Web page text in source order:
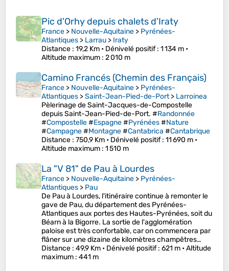
Pic d'Orhy depuis chalets d'Iraty
France > Nouvelle-Aquitaine > Pyrénées-
Atlantiques > Larrau > Iraty
Distance : 19,2 Km • Dénivelé positif: 1 134 m •
Altitude maximum : 2 010 m
Camino Francés (Chemin des Français)
France > Nouvelle-Aquitaine > Pyrénées-
Atlantiques >Saint-Jean-Pied-de-Port> Larroinea
Pèlerinage de Saint-Jacques-de-Compostelle
depuis Saint-Jean-Pied-de-Port. #Randonnée
#Compostelle#Espagne#Pyrénées#Nature
#Campagne#Montagne#Cantabrica #Cantabrique
Distance : 750,9 Km • Dénivelé positif: 11 690 m •
Altitude maximum : 1 510 m
La "V 81" de Pau à Lourdes
France > Nouvelle-Aquitaine > Pyrénées-
Atlantiques > Pau
De Pau à Lourdes, l'itinéraire continue à remonter le
gave de Pau, du département des Pyrénées-
Atlantiques aux portes des Hautes-Pyrénées, soit du
Béarn à la Bigorre. La sortie de l'agglomération
paloise est très confortable, car on commencera par
flâner sur une dizaine de kilomètres champêtres…
Distance : 49,9 Km • Dénivelé positif: 621 m •Altitude
maximum : 441 m